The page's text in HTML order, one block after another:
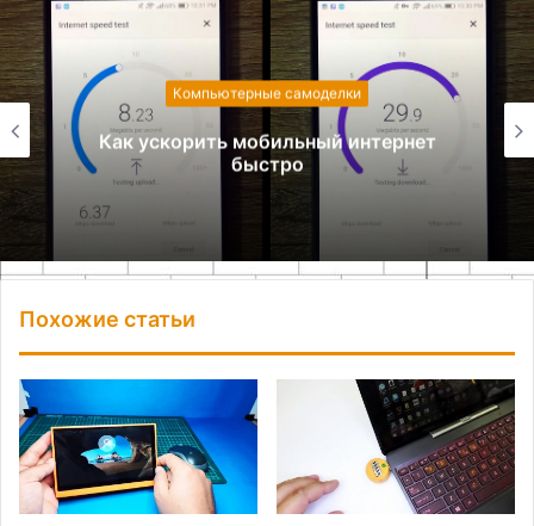
Компьютерные самоделки
Как ускорить мобильный интернет
быстро
Похожие статьи